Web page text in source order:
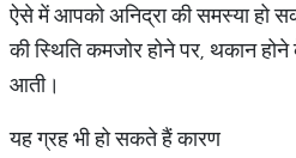
ऐसे में आपको अनिद्रा की समस्या हो
की स्थिति कमजोर होने पर, थकान होने
आती।
यह ग्रह भी हो सकते हैं कारण